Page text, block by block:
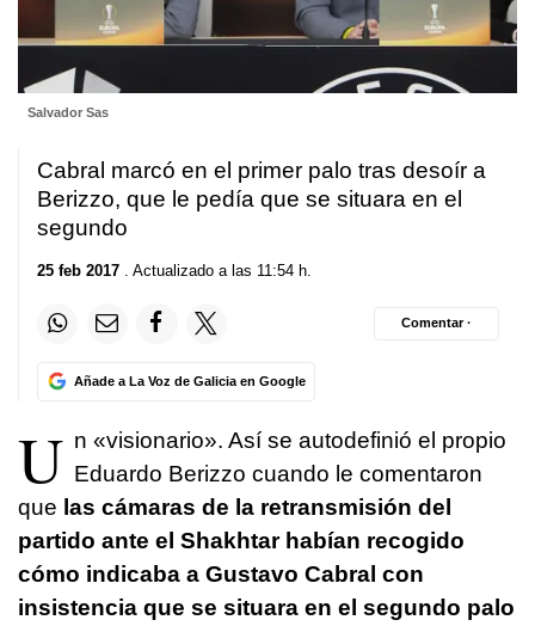
Salvador Sas
Cabral marcó en el primer palo tras desoír a
Berizzo, que le pedía que se situara en el
segundo
25 feb 2017 . Actualizado a las 11:54 h.
Añade a La Voz de Galicia en Google
Comentar ·
U n «visionario». Así se autodefinió el propio
Eduardo Berizzo cuando le comentaron
que las cámaras de la retransmisión del
partido ante el Shakhtar habían recogido
cómo indicaba a Gustavo Cabral con
insistencia que se situara en el segundo palo